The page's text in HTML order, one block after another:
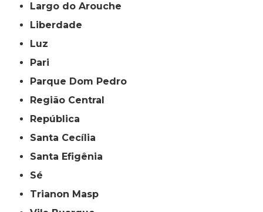
Largo do Arouche
Liberdade
Luz
Pari
Parque Dom Pedro
Região Central
República
Santa Cecília
Santa Efigênia
Sé
Trianon Masp